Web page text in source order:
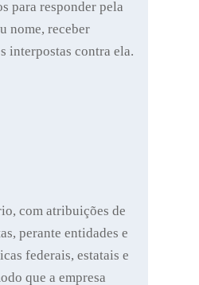
para responder pela
nome, receber
interpostas contra ela.
com atribuições de
perante entidades e
federais, estatais e
que a empresa